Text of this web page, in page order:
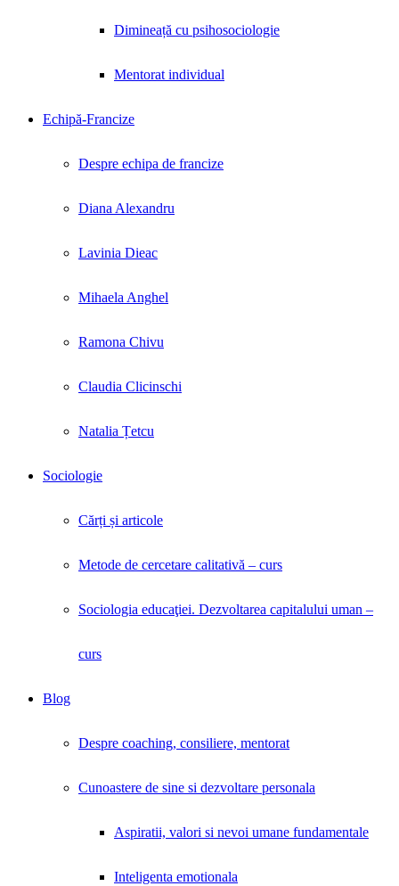
Dimineață cu psihosociologie
Mentorat individual
Echipă-Francize
Despre echipa de francize
Diana Alexandru
Lavinia Dieac
Mihaela Anghel
Ramona Chivu
Claudia Clicinschi
Natalia Țetcu
Sociologie
Cărți și articole
Metode de cercetare calitativă – curs
Sociologia educaţiei. Dezvoltarea capitalului uman –
curs
Blog
Despre coaching, consiliere, mentorat
Cunoastere de sine si dezvoltare personala
Aspiratii, valori si nevoi umane fundamentale
Inteligenta emotionala